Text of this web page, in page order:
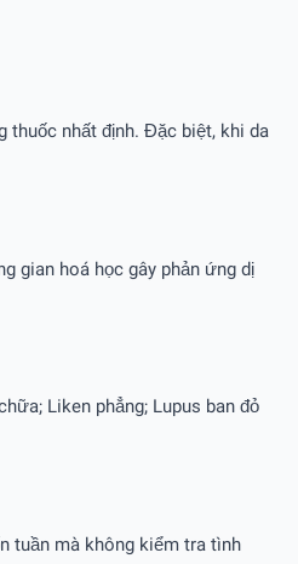
thuốc nhất định. Đặc biệt, khi da
gian hoá học gây phản ứng dị
Liken phẳng; Lupus ban đỏ
tuần mà không kiểm tra tình